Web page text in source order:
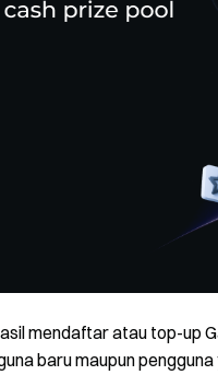
mendaftar atau top-up
baru maupun